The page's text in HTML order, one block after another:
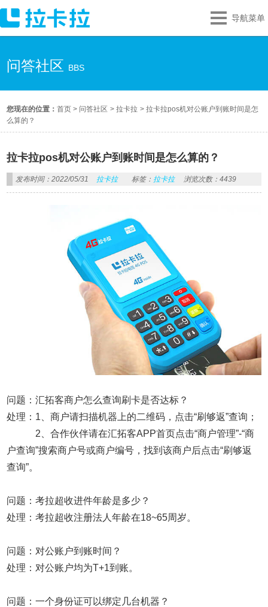
导航菜单
问答社区 BBS
您现在的位置：首页 > 问答社区 >拉卡拉 >拉卡拉pos机对公账户到账时间是怎
么算的？
拉卡拉pos机对公账户到账时间是怎么算的？
发布时间：2022/05/31 拉卡拉 标签： 拉卡拉 浏览次数：4439
问题：汇拓客商户怎么查询刷卡是否达标？
处理：1、商户请扫描机器上的二维码，点击“刷够返”查询；
2、合作伙伴请在汇拓客APP首页点击“商户管理”-“商
户查询”搜索商户号或商户编号，找到该商户后点击“刷够返
查询”。
问题：考拉超收进件年龄是多少？
处理：考拉超收注册法人年龄在18~65周岁。
问题：对公账户到账时间？
处理：对公账户均为T+1到账。
问题：一个身份证可以绑定几台机器？